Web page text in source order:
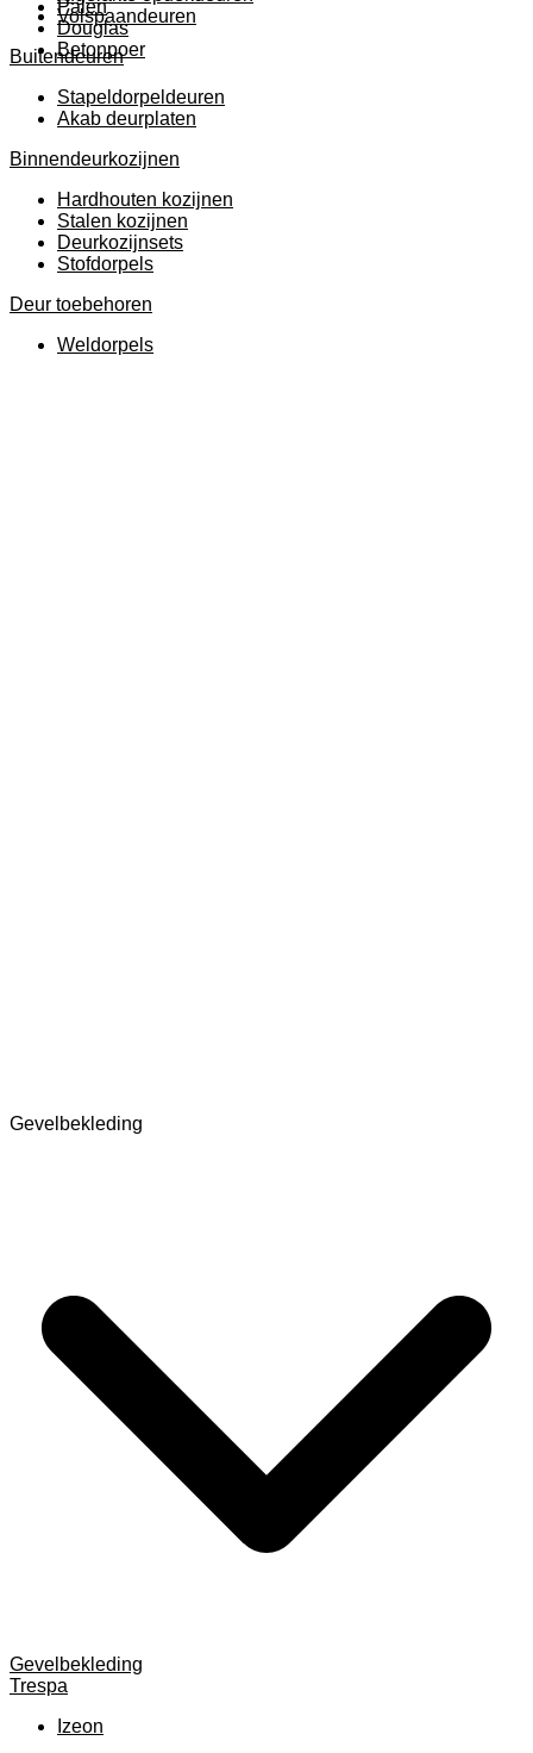
Palen
Douglas
Betonpoer
Volspaandeuren
Buitendeuren
Stapeldorpeldeuren
Akab deurplaten
Binnendeurkozijnen
Hardhouten kozijnen
Stalen kozijnen
Deurkozijnsets
Stofdorpels
Deur toebehoren
Weldorpels
Gevelbekleding
Gevelbekleding
Trespa
Izeon